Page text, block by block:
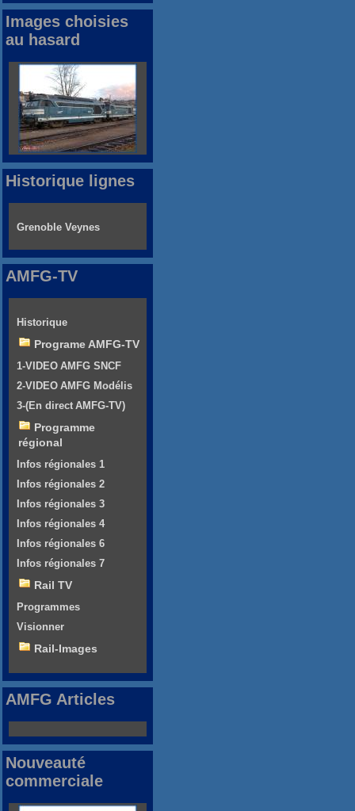
Images choisies
au hasard
Historique lignes
Grenoble Veynes
AMFG-TV
Historique
Programe AMFG-TV
1-VIDEO AMFG SNCF
2-VIDEO AMFG Modélis
3-(En direct AMFG-TV)
Programme
régional
Infos régionales 1
Infos régionales 2
Infos régionales 3
Infos régionales 4
Infos régionales 6
Infos régionales 7
Rail TV
Programmes
Visionner
Rail-Images
AMFG Articles
Nouveauté
commerciale